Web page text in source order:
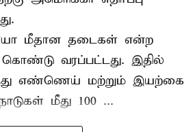
மீதான தடைகள் என்ற
வரப்பட்டது. இதில்
எண்ணெய் மற்றும் இயற்கை
மீது 100 ...